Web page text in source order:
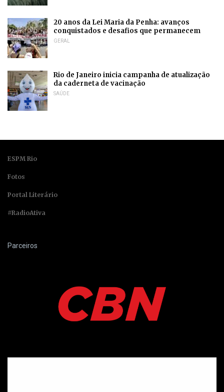
20 anos da Lei Maria da Penha: avanços
conquistados e desafios que permanecem
GERAL
Rio de Janeiro inicia campanha de atualização
da caderneta de vacinação
SAÚDE
ESPM Rio
Fotos
Portal Literário
#RadioAtiva
Parceiros